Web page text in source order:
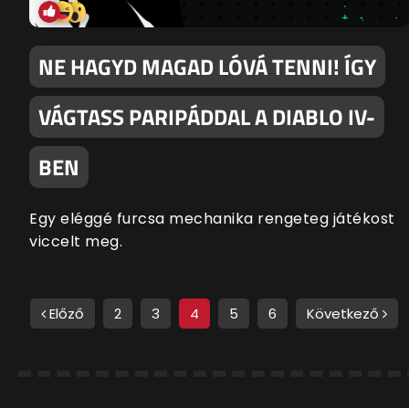
NE HAGYD MAGAD LÓVÁ TENNI! ÍGY
VÁGTASS PARIPÁDDAL A DIABLO IV-
BEN
Egy eléggé furcsa mechanika rengeteg játékost
viccelt meg.
Előző 2 3 4 5 6 Következő